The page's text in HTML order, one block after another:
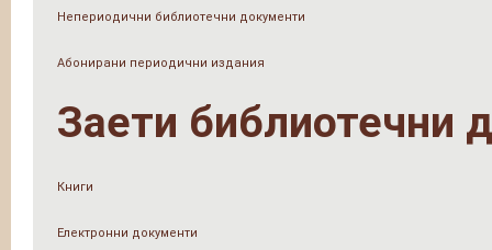
Непериодични библиотечни документи
Абонирани периодични издания
Заети библиотечни
Книги
Електронни документи